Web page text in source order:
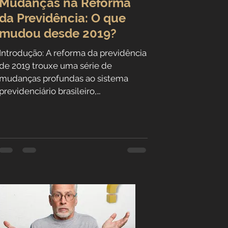
Previdência: O que
mudou desde 2019?
Introdução: A reforma da previdência
2019 trouxe uma série de
mudanças profundas ao sistema
previdenciário brasileiro,